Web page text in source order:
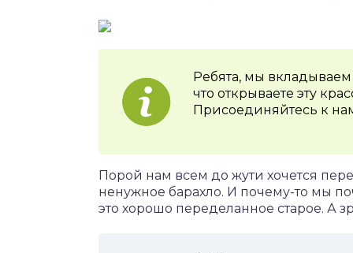
Ребята, мы вкладываем
что открываете эту
Присоединяйтесь к
Порой нам всем до жути хочется
ненужное барахло. И почему-то мы
это хорошо переделанное старое. А